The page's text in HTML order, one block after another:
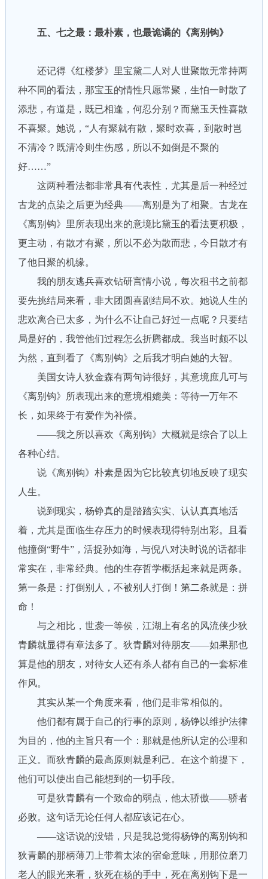
五、七之最：最朴素，也最诡谲的《离别钩》
还记得《红楼梦》里宝黛二人对人世聚散无常持两
种不同的看法，那宝玉的情性只愿常聚，生怕一时散了
添悲，有道是，既已相逢，何忍分别？而黛玉天性喜散
不喜聚。她说，“人有聚就有散，聚时欢喜，到散时岂
不清冷？既清冷则生伤感，所以不如倒是不聚的
好……”
这两种看法都非常具有代表性，尤其是后一种经过
古龙的点染之后更为经典——离别是为了相聚。古龙在
《离别钩》里所表现出来的意境比黛玉的看法更积极，
更主动，有散才有聚，所以不必为散而悲，今日散才有
了他日聚的机缘。
我的朋友逃兵喜欢钻研言情小说，每次租书之前都
要先挑结局来看，非大团圆喜剧结局不欢。她说人生的
悲欢离合已太多，为什么不让自己好过一点呢？只要结
局是好的，我管他们过程怎么折腾都成。我当时颇不以
为然，直到看了《离别钩》之后我才明白她的大智。
美国女诗人狄金森有两句诗很好，其意境庶几可与
《离别钩》所表现出来的意境相媲美：等待一万年不
长，如果终于有爱作为补偿。
——我之所以喜欢《离别钩》大概就是综合了以上
各种心结。
说《离别钩》朴素是因为它比较真切地反映了现实
人生。
说到现实，杨铮真的是踏踏实实、认认真真地活
着，尤其是面临生存压力的时候表现得特别出彩。且看
他撞倒“野牛”，活捉孙如海，与倪八对决时说的话都非
常实在，非常经典。他的生存哲学概括起来就是两条。
第一条是：打倒别人，不被别人打倒！第二条就是：拼
命！
与之相比，世袭一等侯，江湖上有名的风流侠少狄
青麟就显得有章法多了。狄青麟对待朋友——如果那也
算是他的朋友，对待女人还有杀人都有自己的一套标准
作风。
其实从某一个角度来看，他们是非常相似的。
他们都有属于自己的行事的原则，杨铮以维护法律
为目的，他的主旨只有一个：那就是他所认定的公理和
正义。而狄青麟的最高原则就是利己。在这个前提下，
他们可以使出自己能想到的一切手段。
可是狄青麟有一个致命的弱点，他太骄傲——骄者
必败。这句话无论任何人都应该记在心。
——这话说的没错，只是我总觉得杨铮的离别钩和
狄青麟的那柄薄刀上带着太浓的宿命意味，用那位磨刀
老人的眼光来看，狄死在杨的手中，死在离别钩下是一